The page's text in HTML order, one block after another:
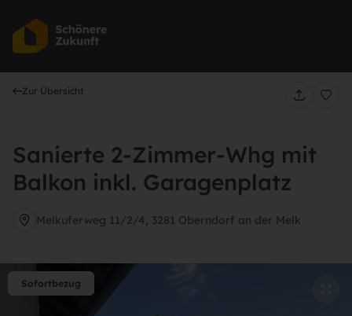
Zur Übersicht
Sanierte 2-Zimmer-Whg mit
Balkon inkl. Garagenplatz
Melkuferweg 11/2/4, 3281 Oberndorf an der Melk
Sofortbezug